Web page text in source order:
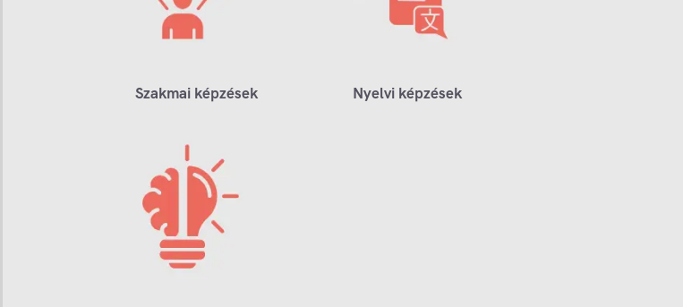
Szakmai képzések Nyelvi képzések